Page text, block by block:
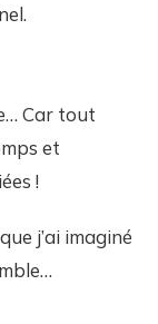
Car tout
et
!
j’ai imaginé